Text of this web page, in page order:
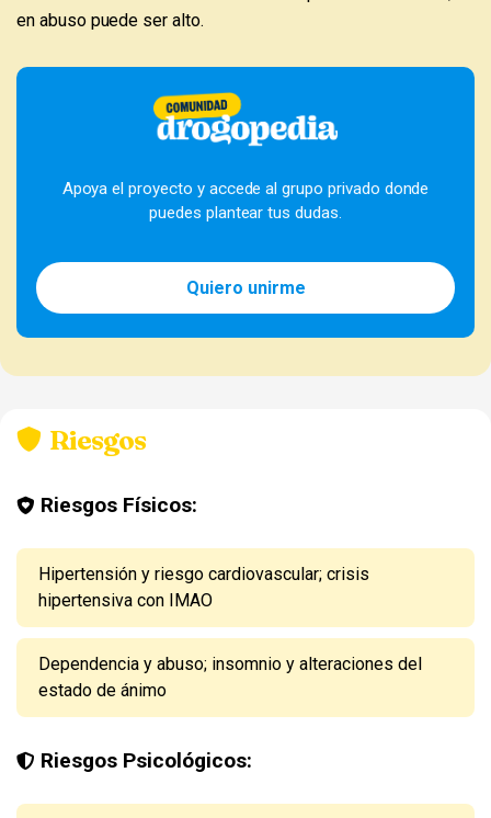
en abuso puede ser alto.
Apoya el proyecto y accede al grupo privado donde
puedes plantear tus dudas.
Quiero unirme
Riesgos
Riesgos Físicos:
Hipertensión y riesgo cardiovascular; crisis
hipertensiva con IMAO
Dependencia y abuso; insomnio y alteraciones del
estado de ánimo
Riesgos Psicológicos: